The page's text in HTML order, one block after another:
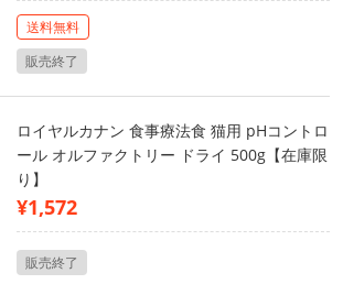
送料無料
販売終了
ロイヤルカナン 食事療法食 猫用 pHコントロ
ール オルファクトリー ドライ 500g【在庫限
り】
¥1,572
販売終了